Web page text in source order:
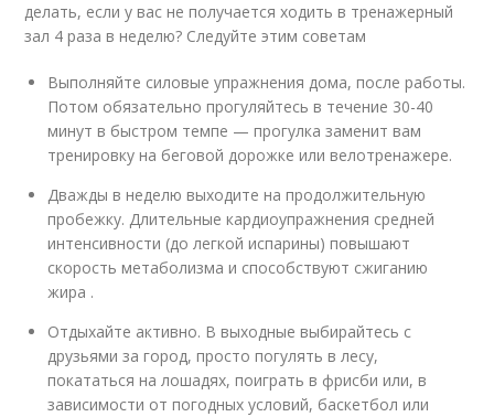
делать, если у вас не получается ходить в тренажерный
зал 4 раза в неделю? Следуйте этим советам
Выполняйте силовые упражнения дома, после работы.
Потом обязательно прогуляйтесь в течение 30-40
минут в быстром темпе — прогулка заменит вам
тренировку на беговой дорожке или велотренажере.
Дважды в неделю выходите на продолжительную
пробежку. Длительные кардиоупражнения средней
интенсивности (до легкой испарины) повышают
скорость метаболизма и способствуют сжиганию
жира .
Отдыхайте активно. В выходные выбирайтесь с
друзьями за город, просто погулять в лесу,
покататься на лошадях, поиграть в фрисби или, в
зависимости от погодных условий, баскетбол или